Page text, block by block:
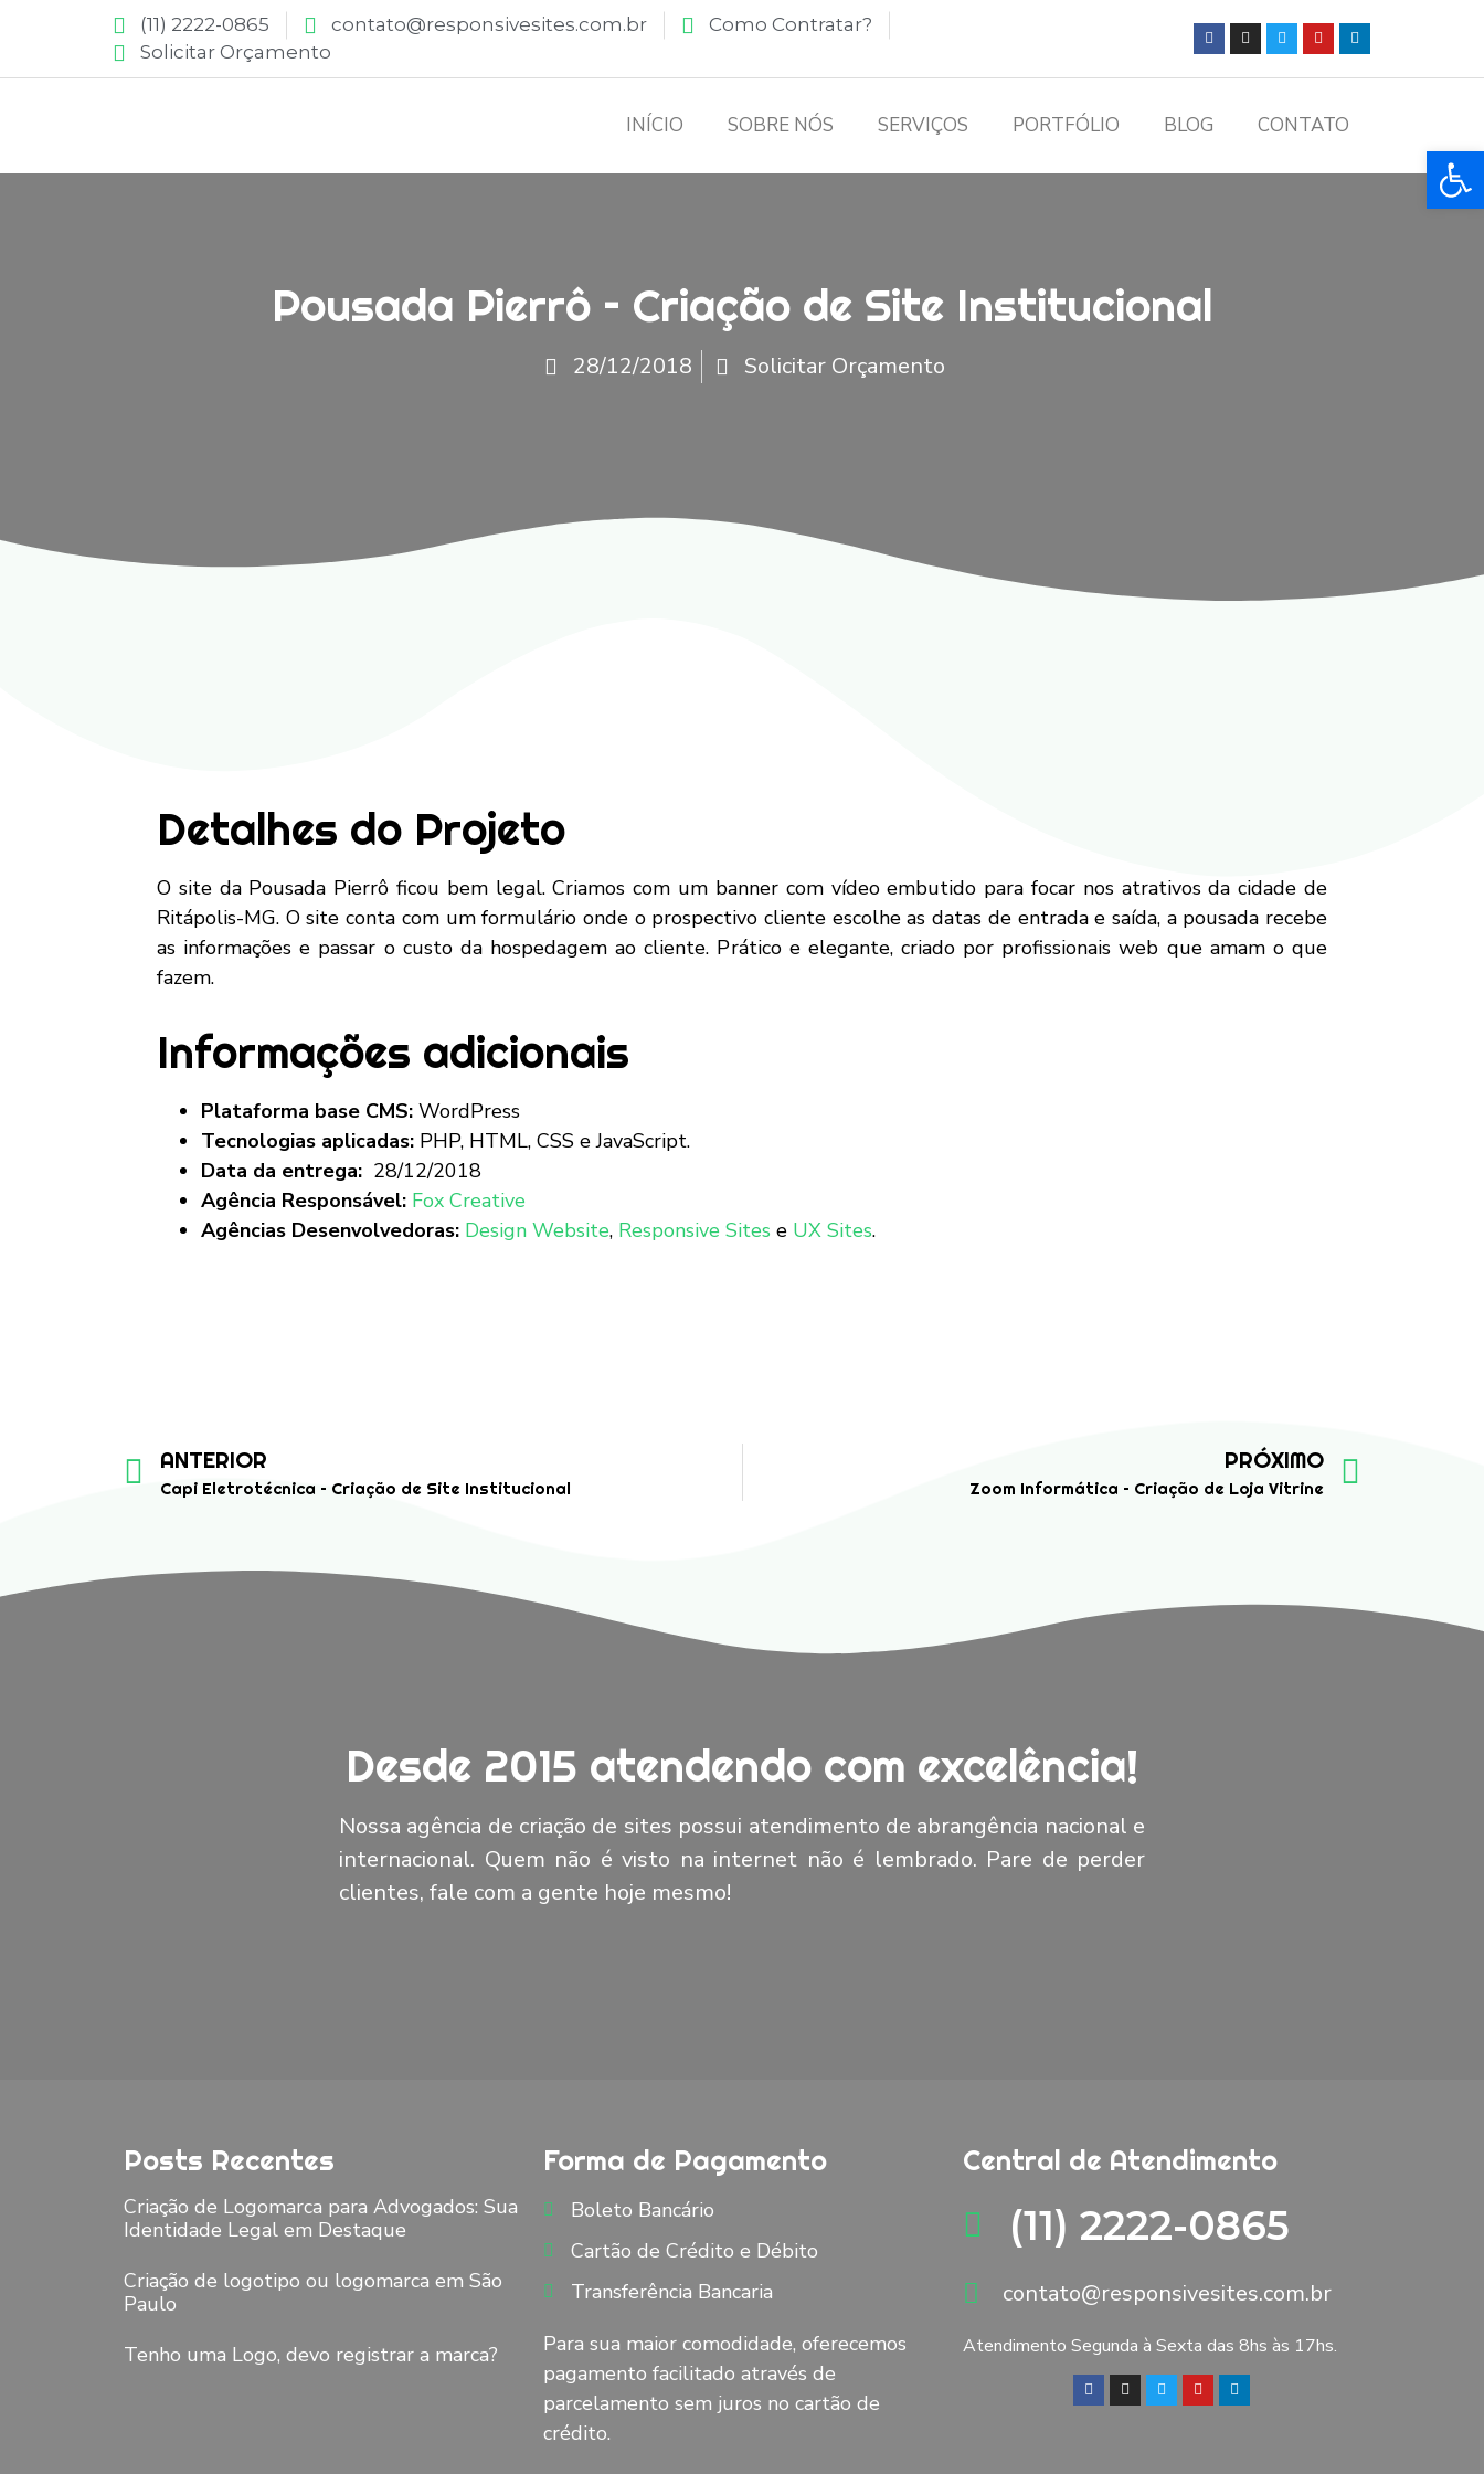
(11) 2222-0865 contato@responsivesites.com.br
Como Contratar?
Solicitar Orçamento
INÍCIO SOBRE NÓS SERVIÇOS PORTFÓLIO BLOG CONTATO
Pousada Pierrô – Criação de Site Institucional
28/12/2018 Solicitar Orçamento
Detalhes do Projeto
O site da Pousada Pierrô ficou bem legal. Criamos com um banner com vídeo embutido para focar nos atrativos da cidade de
Ritápolis-MG. O site conta com um formulário onde o prospectivo cliente escolhe as datas de entrada e saída, a pousada recebe
as informações e passar o custo da hospedagem ao cliente. Prático e elegante, criado por profissionais web que amam o que
fazem.
Informações adicionais
Plataforma base CMS: WordPress
Tecnologias aplicadas: PHP, HTML, CSS e JavaScript.
Data da entrega: 28/12/2018
Agência Responsável: Fox Creative
Agências Desenvolvedoras: Design Website, Responsive Sites e UX Sites.
ANTERIOR
Capi Eletrotécnica – Criação de Site Institucional
PRÓXIMO
Zoom Informática – Criação de Loja Vitrine
Desde 2015 atendendo com excelência!
Nossa agência de criação de sites possui atendimento de abrangência nacional e
internacional. Quem não é visto na internet não é lembrado. Pare de perder
clientes, fale com a gente hoje mesmo!
Posts Recentes
Criação de Logomarca para Advogados: Sua
Identidade Legal em Destaque
Criação de logotipo ou logomarca em São
Paulo
Tenho uma Logo, devo registrar a marca?
Forma de Pagamento
Boleto Bancário
Cartão de Crédito e Débito
Transferência Bancaria
Para sua maior comodidade, oferecemos
pagamento facilitado através de
parcelamento sem juros no cartão de
crédito.
Central de Atendimento
(11) 2222-0865
contato@responsivesites.com.br
Atendimento Segunda à Sexta das 8hs às 17hs.